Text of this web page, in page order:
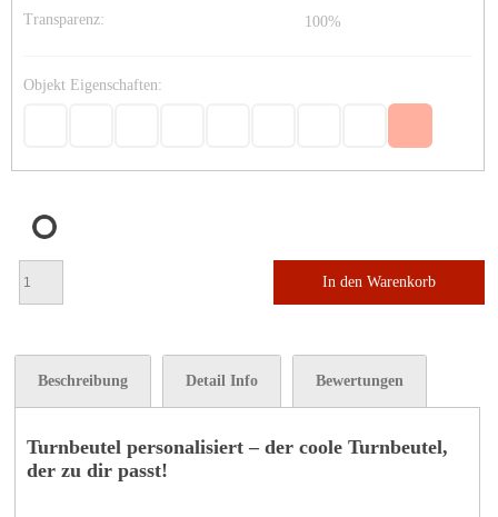
Transparenz: 100%
Objekt Eigenschaften:
In den Warenkorb
Beschreibung Detail Info Bewertungen
Turnbeutel personalisiert – der coole Turnbeutel,
der zu dir passt!